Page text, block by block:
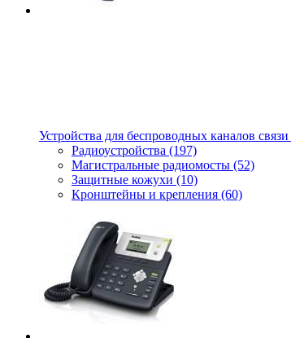
Устройства для беспроводных каналов связи
Радиоустройства (197)
Магистральные радиомосты (52)
Защитные кожухи (10)
Кронштейны и крепления (60)